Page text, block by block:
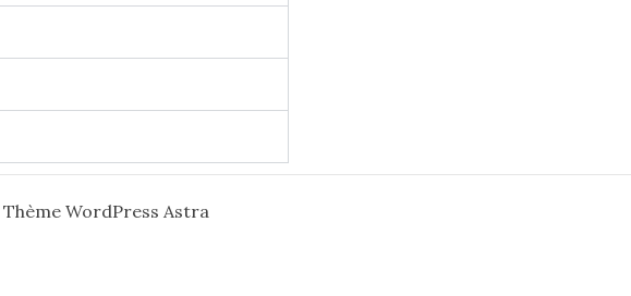
Thème WordPress Astra